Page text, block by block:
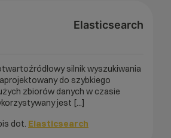
Elasticsearch
silnik wyszukiwania
do szybkiego
zbiorów danych w czasie
jest [...]
dot. Elasticsearch